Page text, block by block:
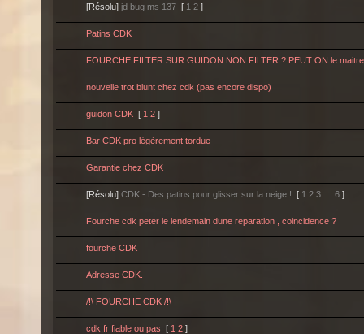
[Résolu]jd bug ms 137 [ 1 2 ]
Patins CDK
FOURCHE FILTER SUR GUIDON NON FILTER ? PEUT ON le maitre
nouvelle trot blunt chez cdk (pas encore dispo)
guidon CDK [ 1 2 ]
Bar CDK pro légèrement tordue
Garantie chez CDK
[Résolu]CDK - Des patins pour glisser sur la neige ! [ 1 2 3 …6 ]
Fourche cdk peter le lendemain dune reparation , coincidence ?
fourche CDK
Adresse CDK.
/!\ FOURCHE CDK /!\
cdk.fr fiable ou pas [ 1 2 ]